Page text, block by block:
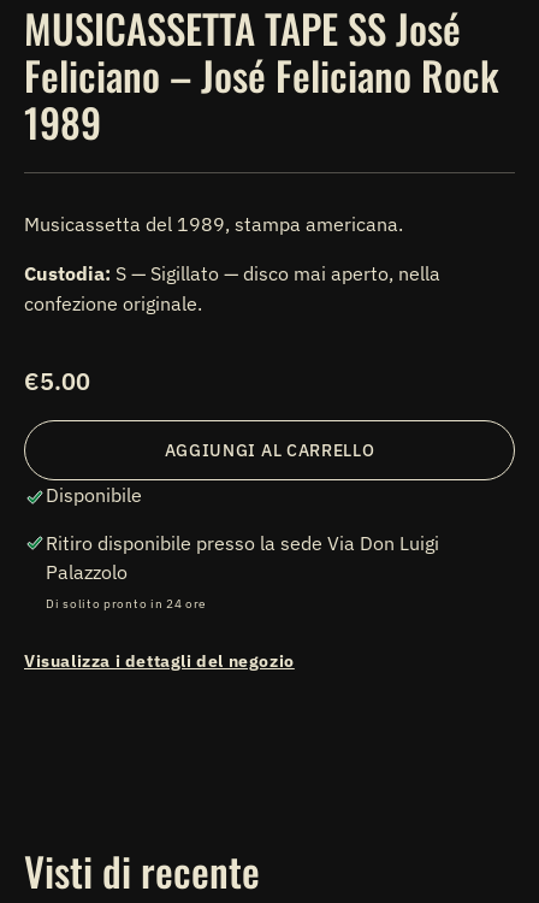
MUSICASSETTA TAPE SS José
Feliciano – José Feliciano Rock
1989
Musicassetta del 1989, stampa americana.
Custodia: S — Sigillato — disco mai aperto, nella
confezione originale.
Prezzo
listino
€5.00
AGGIUNGI AL CARRELLO
Disponibile
Ritiro disponibile presso la sede Via Don Luigi
Palazzolo
Di solito pronto in 24 ore
Visualizza i dettagli del negozio
Visti di recente